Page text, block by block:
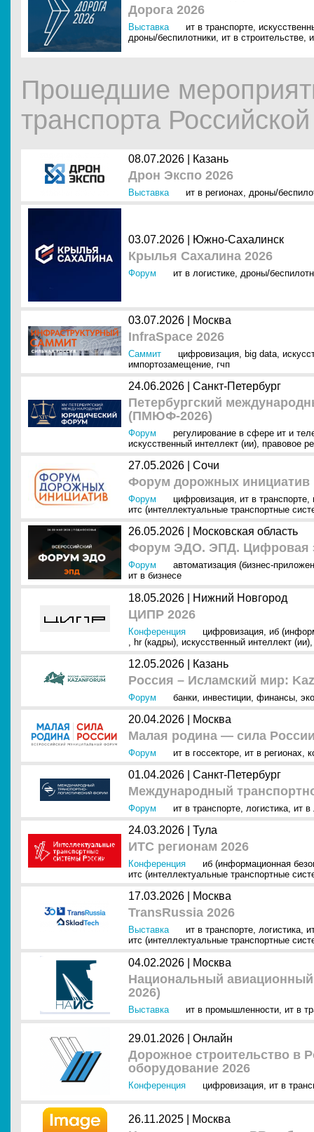
Дорога 2026
Выставка ит в транспорте,
дроны/беспилотники, ит в строительстве,
Прошедшие
транспорта
08.07.2026 | Казань
Дрон Экспо 2026
Выставка ит в регионах, дроны/
03.07.2026 | Южно-Сахалинск
Крылья Сахалина 2026
Форум ит в логистике, дроны/
03.07.2026 | Москва
InfraSpace 2026
Саммит цифровизация, big data,
импортозамещение, гчп
24.06.2026 | Санкт-Петербург
Петербургский
(ПМЮФ-2026)
Форум
регулирование в сфере ит и
искусственный интеллект (ии), правовое
27.05.2026 | Сочи
Форум дорожных инициатив
Форум цифровизация, ит в транспорте,
итс (интеллектуальные транспортные
26.05.2026 | Московская область
Форум ЭДО. ЭПД. Цифровая
Форум
автоматизация (бизнес-
ит в бизнесе
18.05.2026 | Нижний Новгород
ЦИПР 2026
Конференция цифровизация, иб
, hr (кадры), искусственный интеллект (ии)
12.05.2026 | Казань
Россия – Исламский мир:
Форум банки, инвестиции, финансы,
20.04.2026 | Москва
Малая родина — сила
Форум ит в госсекторе, ит в регионах,
01.04.2026 | Санкт-Петербург
Международный
Форум ит в транспорте, логистика, ит в
24.03.2026 | Тула
ИТС регионам 2026
Конференция
иб (информационная
итс (интеллектуальные транспортные
17.03.2026 | Москва
TransRussia 2026
Выставка ит в транспорте, логистика,
итс (интеллектуальные транспортные
04.02.2026 | Москва
Национальный
2026)
Выставка ит в промышленности, ит в
29.01.2026 | Онлайн
Дорожное строительство в
оборудование 2026
Конференция цифровизация, ит в
26.11.2025 | Москва